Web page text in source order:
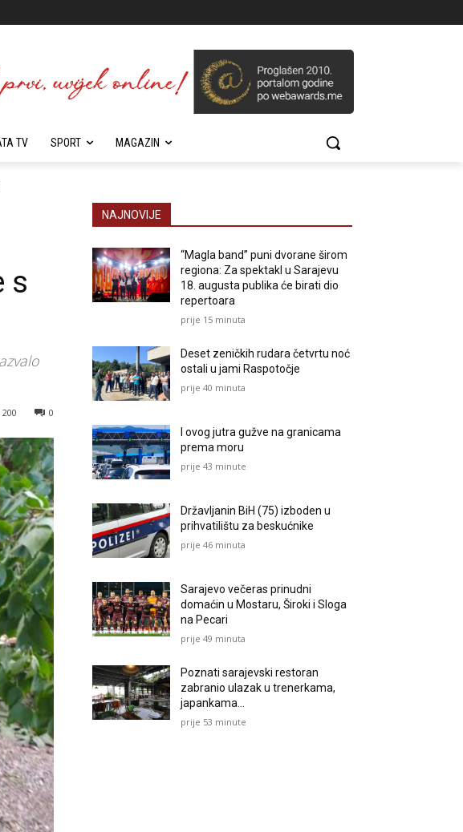
TV SPORT MAGAZIN
s
0
200
NAJNOVIJE
“Magla band” puni dvorane širom
regiona: Za spektakl u Sarajevu
18. augusta publika će birati dio
repertoara
prije 15 minuta
Deset zeničkih rudara četvrtu noć
ostali u jami Raspotočje
prije 40 minuta
I ovog jutra gužve na granicama
prema moru
prije 43 minute
Državljanin BiH (75) izboden u
prihvatilištu za beskućnike
prije 46 minuta
Sarajevo večeras prinudni
domaćin u Mostaru, Široki i Sloga
na Pecari
prije 49 minuta
Poznati sarajevski restoran
zabranio ulazak u trenerkama,
japankama…
prije 53 minute